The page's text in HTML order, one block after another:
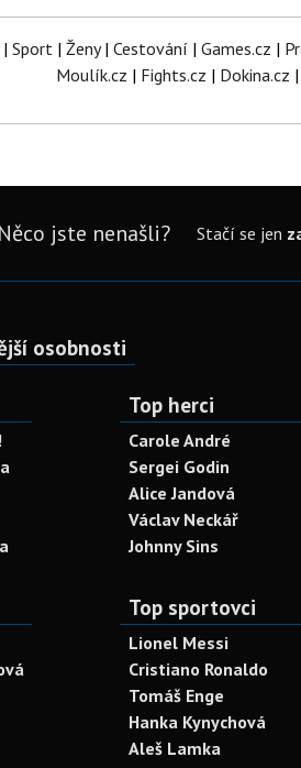
Sport| Ženy| Cestování | Games.cz |
Moulík.cz | Fights.cz | Dokina.cz |
Něco jste nenašli? Stačí se jen
osobnosti
Top herci
Carole André
Sergei Godin
Alice Jandová
Václav Neckář
Johnny Sins
Top sportovci
Lionel Messi
Cristiano Ronaldo
Tomáš Enge
Hanka Kynychová
Aleš Lamka